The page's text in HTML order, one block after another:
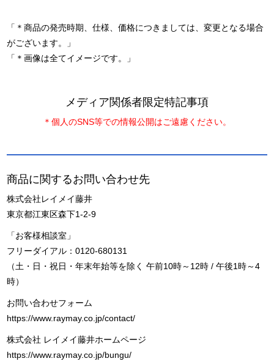
「＊商品の発売時期、仕様、価格につきましては、変更となる場合
がございます。」
「＊画像は全てイメージです。」
メディア関係者限定特記事項
＊個人のSNS等での情報公開はご遠慮ください。
商品に関するお問い合わせ先
株式会社レイメイ藤井
東京都江東区森下1-2-9
「お客様相談室」
フリーダイアル：0120-680131
（土・日・祝日・年末年始等を除く 午前10時～12時 / 午後1時～4
時）
お問い合わせフォーム
https://www.raymay.co.jp/contact/
株式会社 レイメイ藤井ホームページ
https://www.raymay.co.jp/bungu/